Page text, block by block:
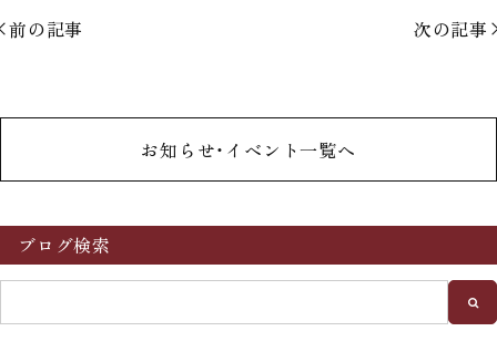
前の記事 次の記事
お知らせ・イベント一覧へ
ブログ検索